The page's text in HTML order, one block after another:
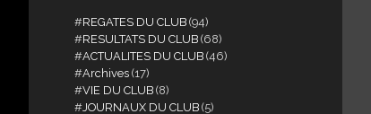
REGATES DU CLUB (94)
RESULTATS DU CLUB (68)
ACTUALITES DU CLUB (46)
Archives (17)
VIE DU CLUB (8)
JOURNAUX DU CLUB (5)